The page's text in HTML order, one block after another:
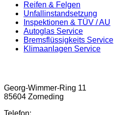
Reifen & Felgen
Unfallinstandsetzung
Inspektionen & TÜV / AU
Autoglas Service
Bremsflüssigkeits Service
Klimaanlagen Service
Georg-Wimmer-Ring 11
85604 Zorneding